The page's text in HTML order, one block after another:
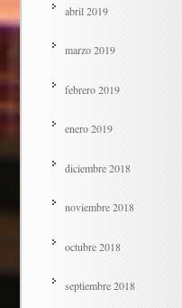
abril 2019
marzo 2019
febrero 2019
enero 2019
diciembre 2018
noviembre 2018
octubre 2018
septiembre 2018